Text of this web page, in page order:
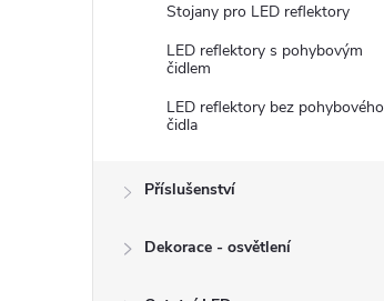
Stojany pro LED reflektory
LED reflektory s pohybovým
čidlem
LED reflektory bez pohybového
čidla
Příslušenství
Dekorace - osvětlení